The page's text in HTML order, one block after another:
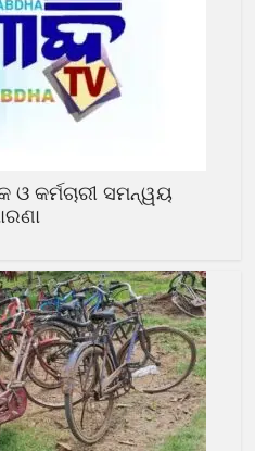
କର୍ମଚାରୀ ସମନ୍ୱୟ